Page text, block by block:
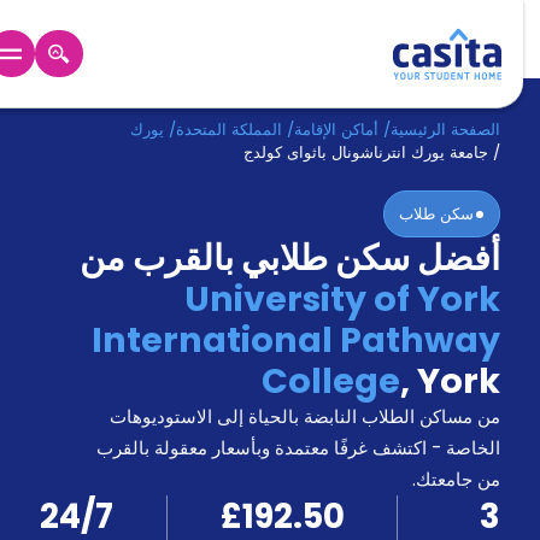
الرئيسية عربي GBP
دخول
حجز
السكن
من
نحن؟
المدونة
أخبر
أصدقائك
و
اكسبكن
شريكا
الدعم
الصفحة الرئيسية/أماكن الإقامة/المملكة المتحدة/يورك
جامعة يورك انترناشونال باثواى كولدج
سكن طلاب
أفضل سكن طلابي بالقرب من
University of York
International Pathway
College,York
من مساكن الطلاب النابضة بالحياة إلى الاستوديوهات
الخاصة - اكتشف غرفًا معتمدة وبأسعار معقولة بالقرب
من جامعتك.
3
£192.50
24/7